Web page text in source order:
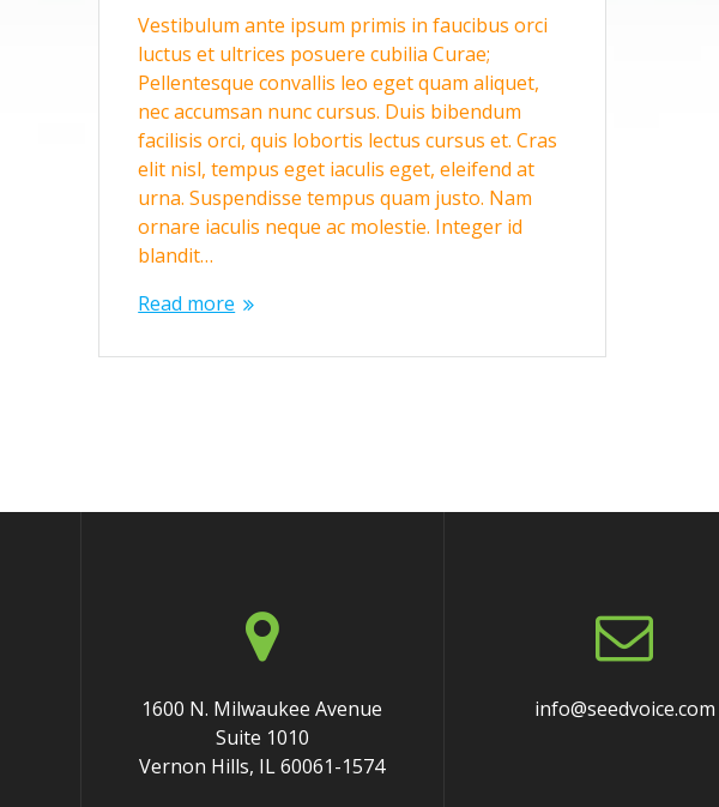
Vestibulum ante ipsum primis in faucibus orci
luctus et ultrices posuere cubilia Curae;
Pellentesque convallis leo eget quam aliquet,
nec accumsan nunc cursus. Duis bibendum
facilisis orci, quis lobortis lectus cursus et. Cras
elit nisl, tempus eget iaculis eget, eleifend at
urna. Suspendisse tempus quam justo. Nam
ornare iaculis neque ac molestie. Integer id
blandit…
Read more
1600 N. Milwaukee Avenue
Suite 1010
Vernon Hills, IL 60061-1574
info@seedvoice.com